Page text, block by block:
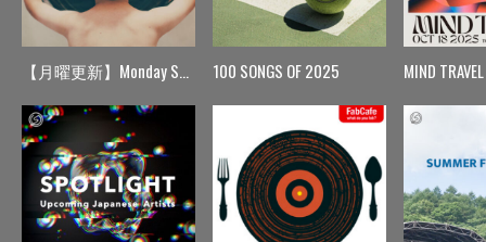
【月曜更新】Monday Spin 100 SONGS OF 2025 MIND TRAVEL